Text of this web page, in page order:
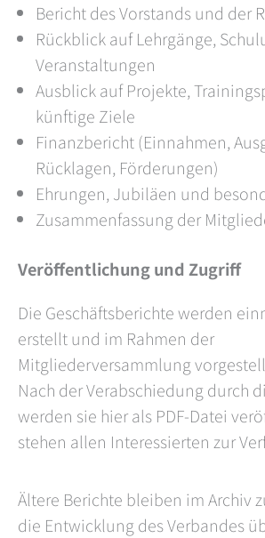
Bericht des Vorstands und der
Rückblick auf Lehrgänge,
Veranstaltungen
Ausblick auf Projekte,
künftige Ziele
Finanzbericht (Einnahmen,
Rücklagen, Förderungen)
Ehrungen, Jubiläen und
Zusammenfassung der
Veröffentlichung und Zugriff
Die Geschäftsberichte werden
erstellt und im Rahmen der
Mitgliederversammlung
Nach der Verabschiedung durch
werden sie hier als PDF-Datei
stehen allen Interessierten zur
Ältere Berichte bleiben im Archiv
die Entwicklung des Verbandes